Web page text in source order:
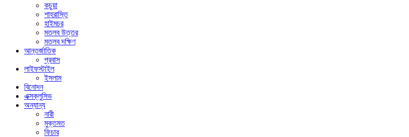
কচুয়া
শাহরাস্তি
হাইমচর
মতলব উত্তর
মতলব দক্ষিণ
আন্তর্জাতিক
প্রবাস
লাইফস্টাইল
ইসলাম
বিনোদন
এক্সক্লুসিভ
অন্যান্য
নারী
মুক্তমত
ফিচার